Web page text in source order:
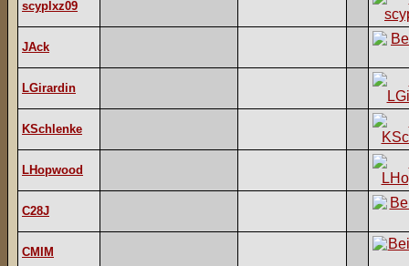
scyplxz09
JAck
LGirardin
KSchlenke
LHopwood
C28J
CMIM